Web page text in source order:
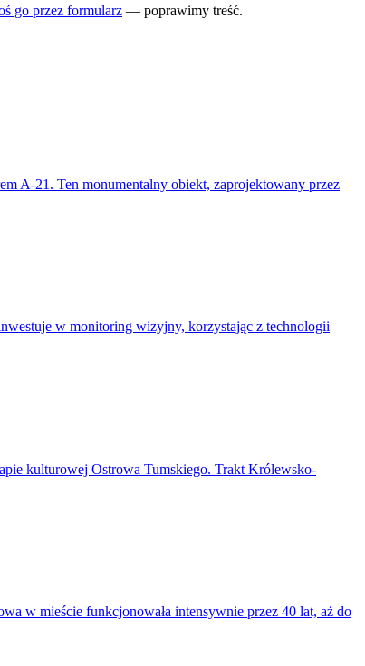
go przez formularz — poprawimy treść.
A-21. Ten monumentalny obiekt, zaprojektowany przez
w monitoring wizyjny, korzystając z technologii
kulturowej Ostrowa Tumskiego. Trakt Królewsko-
w mieście funkcjonowała intensywnie przez 40 lat, aż do